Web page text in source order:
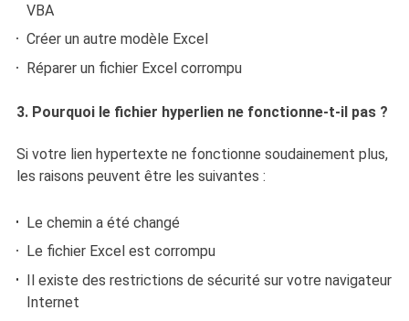
VBA
Créer un autre modèle Excel
Réparer un fichier Excel corrompu
3. Pourquoi le fichier hyperlien ne fonctionne-t-il pas ?
Si votre lien hypertexte ne fonctionne soudainement plus,
les raisons peuvent être les suivantes :
Le chemin a été changé
Le fichier Excel est corrompu
Il existe des restrictions de sécurité sur votre navigateur
Internet